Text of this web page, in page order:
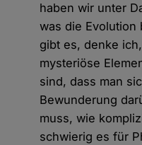
haben wir unter
was die Evolution
gibt es, denke
mysteriöse
sind, dass man
Bewunderung
muss, wie
schwierig es für